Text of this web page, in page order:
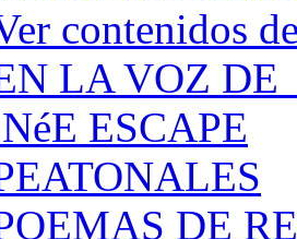
contenidos
LA VOZ DE
ESCAPE
DE